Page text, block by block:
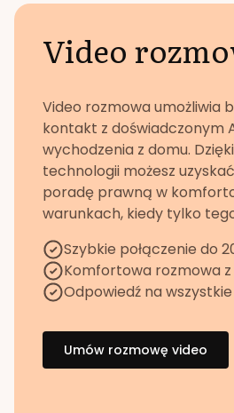
Video
Video rozmowa umożliwia
kontakt z doświadczonym
wychodzenia z domu.
technologii możesz
poradę prawną w
warunkach, kiedy tylko
Szybkie połączenie do
Komfortowa rozmowa
Odpowiedź na
Umów rozmowę video